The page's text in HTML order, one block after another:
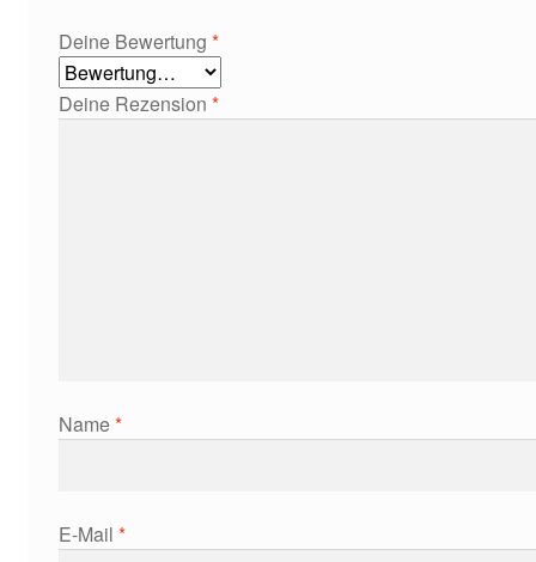
Deine Bewertung *
Deine Rezension *
Name*
E-Mail *